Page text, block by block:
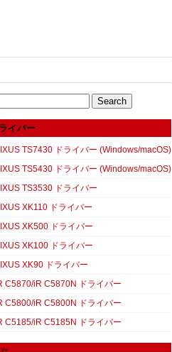
イバー
TS7430 ドライバー (Windows/macOS)
TS5430 ドライバー (Windows/macOS)
TS3530 ドライバー
XK110 ドライバー
XK500 ドライバー
XK100 ドライバー
XK90 ドライバー
C5870/iR C5870N ドライバー
C5800/iR C5800N ドライバー
C5185/iR C5185N ドライバー